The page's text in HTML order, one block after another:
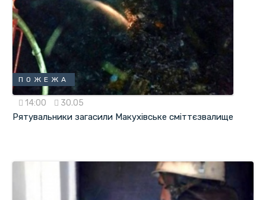
ПОЖЕЖА
14:00 30.05
Рятувальники загасили Макухівське сміттєзвалище